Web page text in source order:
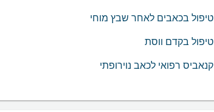
טיפול בכאבים לאחר שבץ מוחי
טיפול בקדם ווסת
קנאביס רפואי לכאב נוירופתי